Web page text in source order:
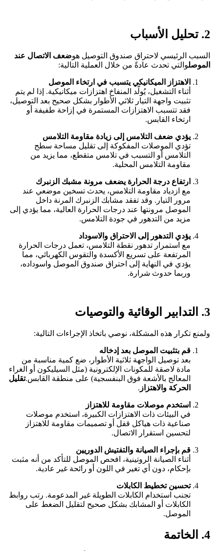
2. تحليل الأسباب
السبب الرئيسي لاحتراق صندوق التوصيل هوضعف الاتصال عند
الموصلوالتي تحدث عادةً من خلال العملية التالية:
الاهتزاز الميكانيكي يتسبب في ارتخاء الموصل
أثناء التشغيل، يُولّد المنفاخ اهتزازات ميكانيكية. إذا لم يتم
تثبيت واجهة التيار ثلاثي الأطوار بشكل صحيح بعد التوصيل،
فقد تتسبب الاهتزازات المستمرة في إزاحة طفيفة أو
ارتخاء القابس.
يؤدي ضعف التلامس إلى زيادة مقاومة التلامس
تؤدي الموصلات المفكوكة إلى تقليل مساحة سطح
التلامس أو التسبب في تلامس متقطع، مما يزيد من
مقاومة التلامس المحلية.
ارتفاع درجة الحرارة يضعف مرونة مشبك الزنبرك
مع ازدياد مقاومة التلامس، يحدث تسخين موضعي عند
مرور التيار. وقد تفقد مشابك الزنبرك المرنة داخل
الموصل مرونتها عند درجات الحرارة العالية، مما يؤدي إلى
مزيد من التدهور في جودة التلامس.
يؤدي التدهور إلى الاحتراق والاسوداد
مع استمرار تدهور نقطة التلامس، تعمل درجات الحرارة
المرتفعة على تسريع الأكسدة والتقوس الكهربائي، مما
يؤدي في النهاية إلى احتراق صندوق الموصل واسوداده،
وربما حدوث شرارة.
3. التدابير الوقائية والتوصيات
ولمنع تكرار هذه المشكلة، نوصي باتخاذ الإجراءات التالية:
قم بتثبيت الموصل بعد إدخاله
بعد توصيل الواجهة ثلاثية الأطوار، ضع كمية مناسبة من
مادة لاصقة للمكونات الإلكترونية (مثل السيليكون أو الغراء
المعالج بالأشعة فوق البنفسجية) على منطقة القابس.تقليل
الحركة والاهتزاز .
استخدم موصلات مقاومة للاهتزاز
في البيئات ذات الاهتزازات الكبيرة، استخدم موصلات
صناعية ذات هياكل قفل أو تصميمات مقاومة للاهتزاز
لتحسين استقرار الاتصال.
قم بإجراء الصيانة والتفتيش الدوريين
أثناء الصيانة الروتينية، افحص الموصل للتأكد من أنه مثبت
بإحكام، دون أي تغير في اللون أو رائحة غير عادية.
تحسين تخطيط الكابلات
تجنب استخدام الكابلات الطويلة غير المدعومة. رتب روابط
الكابلات أو المشابك بشكل صحيح لتقليل الضغط على
الموصل.
4. الخاتمة